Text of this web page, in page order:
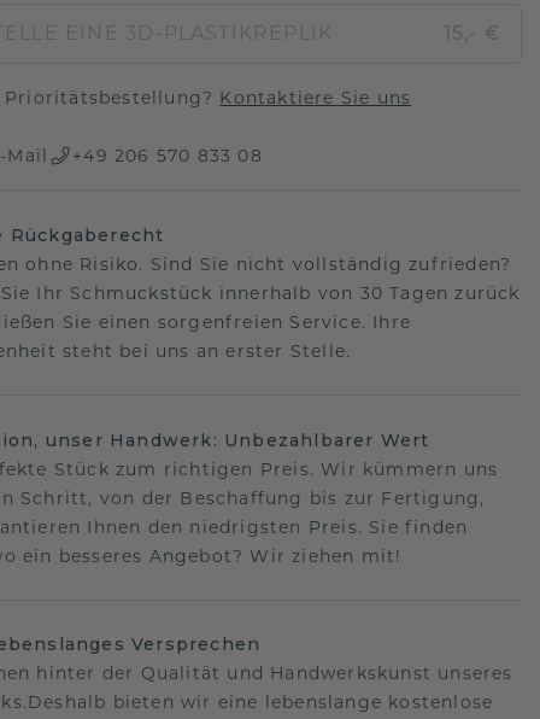
EINE 3D-PLASTIKREPLIK 15,- €
Prioritätsbestellung? Kontaktiere Sie uns
Mail +49 206 570 833 08
Rückgaberecht
ohne Risiko. Sind Sie nicht vollständig zufrieden?
Ihr Schmuckstück innerhalb von 30 Tagen zurück
Sie einen sorgenfreien Service. Ihre
steht bei uns an erster Stelle.
unser Handwerk: Unbezahlbarer Wert
Stück zum richtigen Preis. Wir kümmern uns
Schritt, von der Beschaffung bis zur Fertigung,
Ihnen den niedrigsten Preis. Sie finden
ein besseres Angebot? Wir ziehen mit!
Versprechen
hinter der Qualität und Handwerkskunst unseres
bieten wir eine lebenslange kostenlose